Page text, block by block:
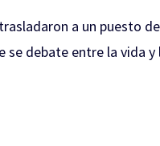
a un puesto
se debate entre la vida y